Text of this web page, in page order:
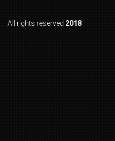
All rights reserved 2018